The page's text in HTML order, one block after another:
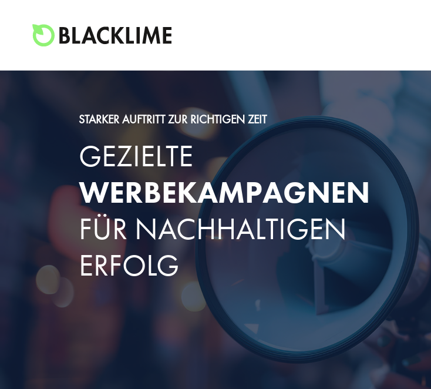
STARKER AUFTRITT ZUR RICHTIGEN ZEIT
GEZIELTE
WERBEKAMPAGNEN
FÜR NACHHALTIGEN
ERFOLG